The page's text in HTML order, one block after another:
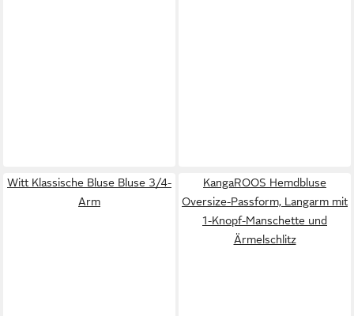
Witt Klassische Bluse Bluse 3/4-
Arm
KangaROOS Hemdbluse
Oversize-Passform, Langarm mit
1-Knopf-Manschette und
Ärmelschlitz